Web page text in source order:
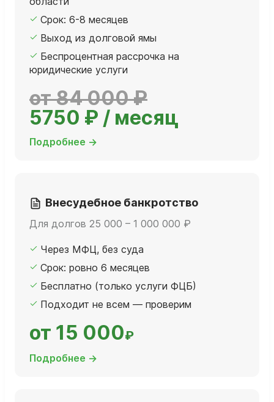
Срок: 6-8 месяцев
Выход из долговой ямы
Беспроцентная рассрочка на
юридические услуги
от 84 000 ₽
5750 ₽ / месяц
Подробнее →
Внесудебное банкротство
Для долгов 25 000 – 1 000 000 ₽
Через МФЦ, без суда
Срок: ровно 6 месяцев
Бесплатно (только услуги ФЦБ)
Подходит не всем — проверим
от 15 000₽
Подробнее →